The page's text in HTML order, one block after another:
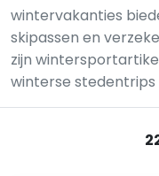
wintervakanties
skipassen en
zijn
winterse